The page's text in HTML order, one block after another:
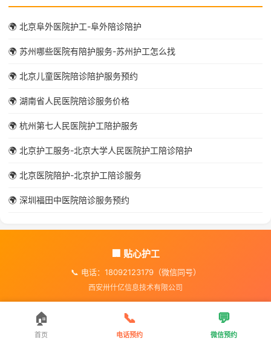
🌍 北京阜外医院护工-阜外陪诊陪护
🌍 苏州哪些医院有陪护服务-苏州护工怎么找
🌍 北京儿童医院陪诊陪护服务预约
🌍 湖南省人民医院陪诊服务价格
🌍 杭州第七人民医院护工陪护服务
🌍 北京护工服务-北京大学人民医院护工陪诊陪护
🌍 北京医院陪护-北京护工陪诊服务
🌍 深圳福田中医院陪诊服务预约
🏢 贴心护工
📞 电话：18092123179（微信同号）
西安卅什亿信息技术有限公司
🏠
首页
📞
电话预约
💬
微信预约